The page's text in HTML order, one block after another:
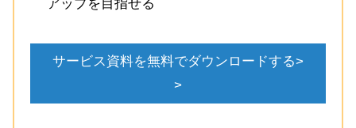
アップを目指せる
サービス資料を無料でダウンロードする>
>